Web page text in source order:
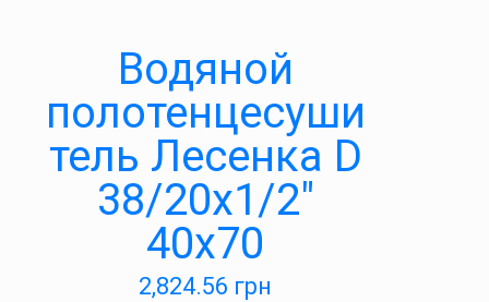
Водяной
полотенцесуши
тель Лесенка D
38/20х1/2″
40х70
2,824.56 грн